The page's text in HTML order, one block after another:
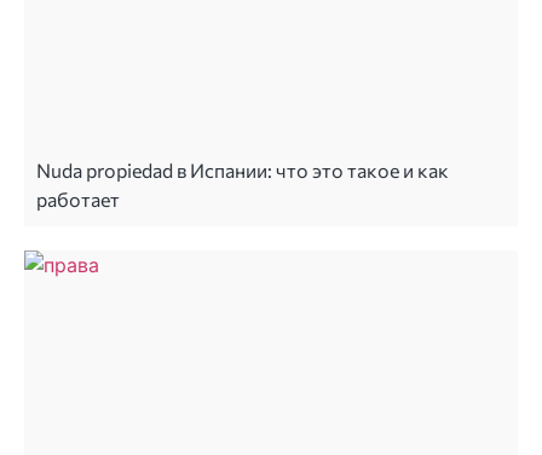
Nuda propiedad в Испании: что это такое и как
работает